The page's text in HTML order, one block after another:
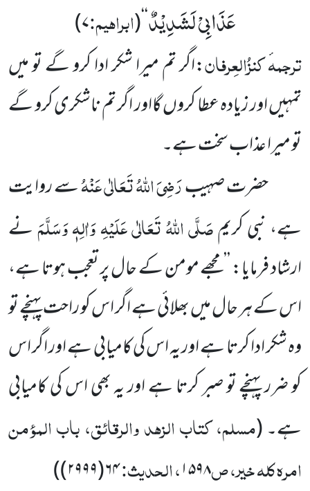
عَذَابِیْ لَشَدِیْدٌ‘‘
(ابراہیم:۷)
ترجمہکنزُالعِرفان:اگر تم میرا شکر ادا کرو گے تو میں
تمہیں اور زیادہ عطا کروں گااور اگر تم ناشکری کرو گے
تو میرا عذاب سخت ہے۔
حضرت صہیبرَضِیَ اللہُ تَعَالٰی عَنْہُسے روایت
ہے، نبی کریمصَلَّی اللہُ تَعَالٰی عَلَیْہِ وَاٰلِہٖ وَسَلَّمَنے
ارشاد فرمایا: ’’مجھے مومن کے حال پر تعجب ہوتا ہے،
اس کے ہر حال میں بھلائی ہے اگر اس کو راحت پہنچے تو
وہ شکر ادا کرتا ہے اور یہ اس کی کامیابی ہے اور اگر اس
کو ضرر پہنچے تو صبر کرتا ہے اور یہ بھی اس کی کامیابی
ہے۔(مسلم، کتاب الزہد والرقائق، باب المؤمن
امرہ کلہ خیر، ص۱۵۹۸، الحدیث:۶۴(۲۹۹۹)
)